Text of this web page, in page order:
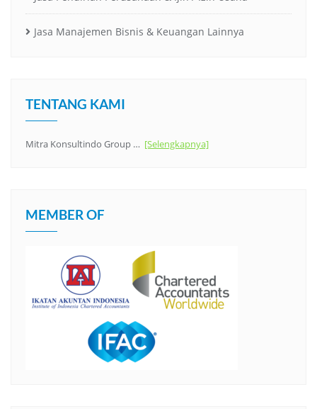
Jasa Manajemen Bisnis & Keuangan Lainnya
TENTANG KAMI
Mitra Konsultindo Group … [Selengkapnya]
MEMBER OF